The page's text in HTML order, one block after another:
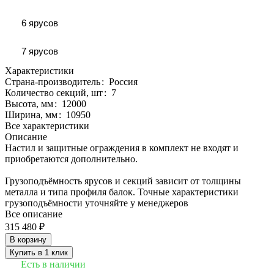
6 ярусов
7 ярусов
Характеристики
Страна-производитель: Россия
Количество секций, шт: 7
Высота, мм: 12000
Ширина, мм: 10950
Все характеристики
Описание
Настил и защитные ограждения в комплект не входят и
приобретаются дополнительно.
Грузоподъёмность ярусов и секций зависит от толщины
металла и типа профиля балок. Точные характеристики
грузоподъёмности уточняйте у менеджеров
Все описание
315 480 ₽
В корзину
Купить в 1 клик
Есть в наличии